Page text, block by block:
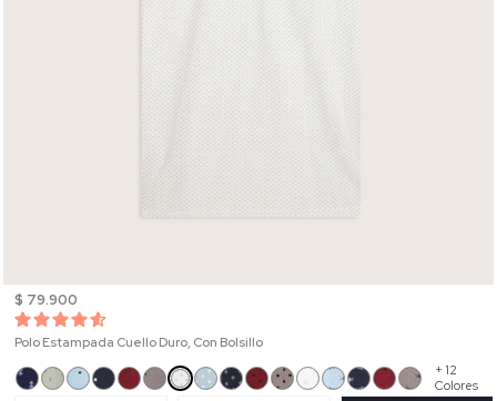
$ 79.900
Polo Estampada Cuello Duro, Con Bolsillo
+ 12
Colores